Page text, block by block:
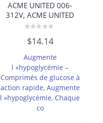
ACME UNITED 006-
312V, ACME UNITED
0
sur
$14.14
Augmente
l »hypoglycémie –
Comprimés de glucose à
action rapide, Augmente
l »hypoglycémie, Chaque
co